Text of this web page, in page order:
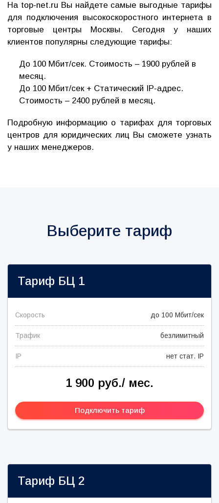
На top-net.ru Вы найдете самые выгодные тарифы
для подключения высокоскоростного интернета в
торговые центры Москвы. Сегодня у наших
клиентов популярны следующие тарифы:
До 100 Мбит/сек. Стоимость – 1900 рублей в
месяц.
До 100 Мбит/сек + Статический IP-адрес.
Стоимость – 2400 рублей в месяц.
Подробную информацию о тарифах для торговых
центров для юридических лиц Вы сможете узнать
у наших менеджеров.
Выберите тариф
Тариф БЦ 1
Скорость до 100 Мбит/сек
Трафик безлимитный
IP нет стат. IP
1 900 руб./ мес.
Подключить тариф
Тариф БЦ 2